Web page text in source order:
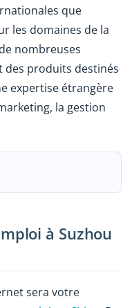
que
les domaines de la
nombreuses
des produits destinés
expertise étrangère
la gestion
à Suzhou
sera votre